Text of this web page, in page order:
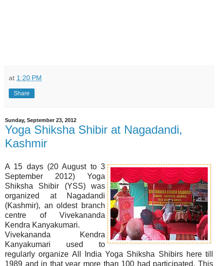
at 1:20 PM
Share
Sunday, September 23, 2012
Yoga Shiksha Shibir at Nagadandi,
Kashmir
A 15 days (20 August to 3
September 2012) Yoga
Shiksha Shibir (YSS) was
organized at Nagadandi
(Kashmir), an oldest branch
centre of Vivekananda
Kendra Kanyakumari.
Vivekananda Kendra
Kanyakumari used to
regularly organize All India Yoga Shiksha Shibirs here till
1989 and in that year more than 100 had participated. This